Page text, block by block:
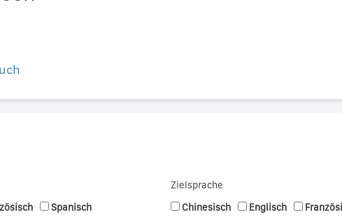
Spanisch
Zielsprache
Chinesisch
Englisch